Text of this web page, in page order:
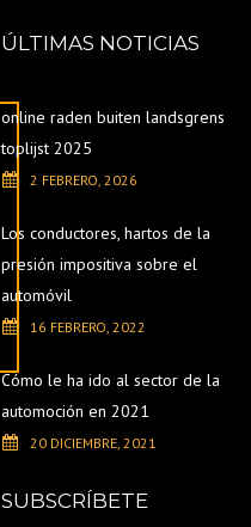
ÚLTIMAS NOTICIAS
online raden buiten landsgrens
toplijst 2025
2 FEBRERO, 2026
Los conductores, hartos de la
presión impositiva sobre el
automóvil
16 FEBRERO, 2022
Cómo le ha ido al sector de la
automoción en 2021
20 DICIEMBRE, 2021
SUBSCRÍBETE